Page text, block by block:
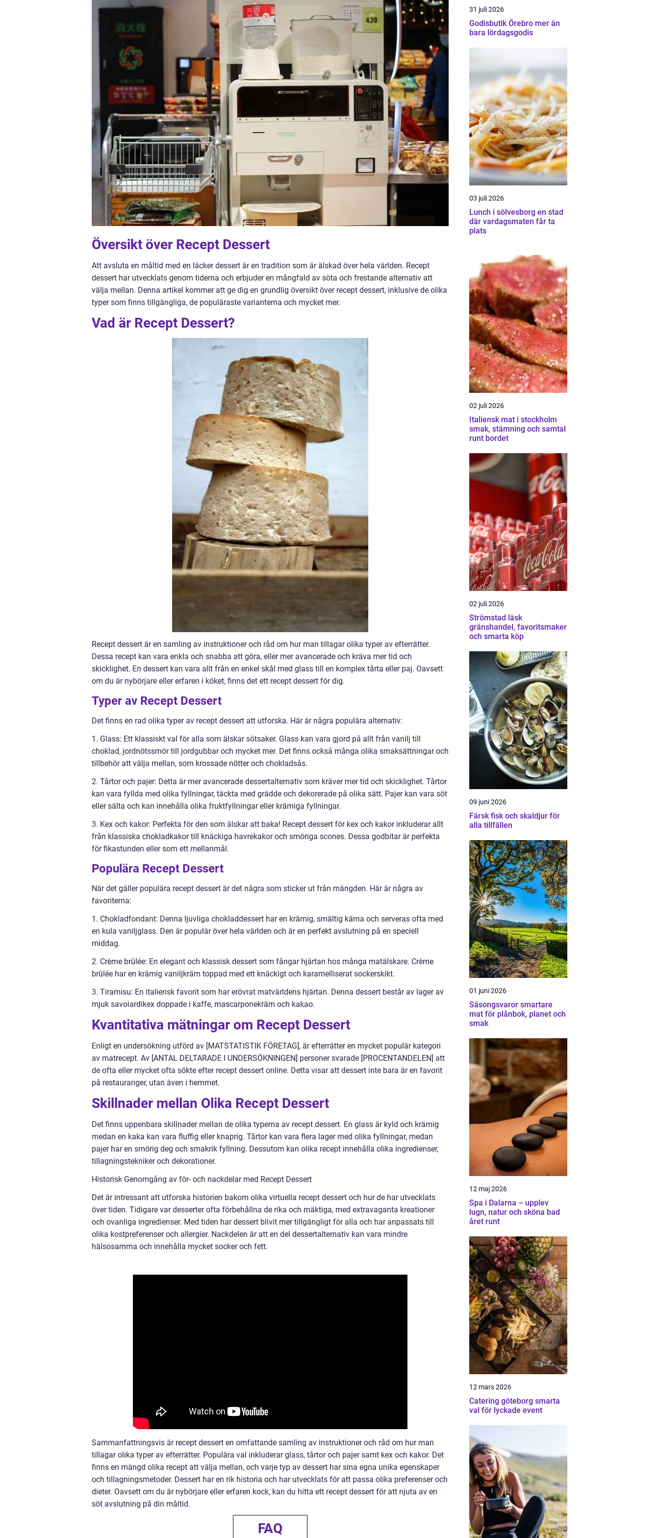
Översikt över Recept Dessert
Att avsluta en måltid med en läcker dessert är en tradition som är älskad över hela världen. Recept
dessert har utvecklats genom tiderna och erbjuder en mångfald av söta och frestande alternativ att
välja mellan. Denna artikel kommer att ge dig en grundlig översikt över recept dessert, inklusive de olika
typer som finns tillgängliga, de populäraste varianterna och mycket mer.
Vad är Recept Dessert?
Recept dessert är en samling av instruktioner och råd om hur man tillagar olika typer av efterrätter.
Dessa recept kan vara enkla och snabba att göra, eller mer avancerade och kräva mer tid och
skicklighet. En dessert kan vara allt från en enkel skål med glass till en komplex tårta eller paj. Oavsett
om du är nybörjare eller erfaren i köket, finns det ett recept dessert för dig.
Typer av Recept Dessert
Det finns en rad olika typer av recept dessert att utforska. Här är några populära alternativ:
1. Glass: Ett klassiskt val för alla som älskar sötsaker. Glass kan vara gjord på allt från vanilj till
choklad, jordnötssmör till jordgubbar och mycket mer. Det finns också många olika smaksättningar och
tillbehör att välja mellan, som krossade nötter och chokladsås.
2. Tårtor och pajer: Detta är mer avancerade dessertalternativ som kräver mer tid och skicklighet. Tårtor
kan vara fyllda med olika fyllningar, täckta med grädde och dekorerade på olika sätt. Pajer kan vara söt
eller sälta och kan innehålla olika fruktfyllningar eller krämiga fyllningar.
3. Kex och kakor: Perfekta för den som älskar att baka! Recept dessert för kex och kakor inkluderar allt
från klassiska chokladkakor till knäckiga havrekakor och smöriga scones. Dessa godbitar är perfekta
för fikastunden eller som ett mellanmål.
Populära Recept Dessert
När det gäller populära recept dessert är det några som sticker ut från mängden. Här är några av
favoriterna:
1. Chokladfondant: Denna ljuvliga chokladdessert har en krämig, smältig kärna och serveras ofta med
en kula vaniljglass. Den är populär över hela världen och är en perfekt avslutning på en speciell
middag.
2. Crème brûlée: En elegant och klassisk dessert som fångar hjärtan hos många matälskare. Crème
brûlée har en krämig vaniljkräm toppad med ett knäckigt och karamelliserat sockerskikt.
3. Tiramisu: En italiensk favorit som har erövrat matvärldens hjärtan. Denna dessert består av lager av
mjuk savoiardikex doppade i kaffe, mascarponekräm och kakao.
Kvantitativa mätningar om Recept Dessert
Enligt en undersökning utförd av [MATSTATISTIK FÖRETAG], är efterrätter en mycket populär kategori
av matrecept. Av [ANTAL DELTARADE I UNDERSÖKNINGEN] personer svarade [PROCENTANDELEN] att
de ofta eller mycket ofta sökte efter recept dessert online. Detta visar att dessert inte bara är en favorit
på restauranger, utan även i hemmet.
Skillnader mellan Olika Recept Dessert
Det finns uppenbara skillnader mellan de olika typerna av recept dessert. En glass är kyld och krämig
medan en kaka kan vara fluffig eller knaprig. Tårtor kan vara flera lager med olika fyllningar, medan
pajer har en smörig deg och smakrik fyllning. Dessutom kan olika recept innehålla olika ingredienser,
tillagningstekniker och dekorationer.
Historisk Genomgång av för- och nackdelar med Recept Dessert
Det är intressant att utforska historien bakom olika virtuella recept dessert och hur de har utvecklats
över tiden. Tidigare var desserter ofta förbehållna de rika och mäktiga, med extravaganta kreationer
och ovanliga ingredienser. Med tiden har dessert blivit mer tillgängligt för alla och har anpassats till
olika kostpreferenser och allergier. Nackdelen är att en del dessertalternativ kan vara mindre
hälsosamma och innehålla mycket socker och fett.
Sammanfattningsvis är recept dessert en omfattande samling av instruktioner och råd om hur man
tillagar olika typer av efterrätter. Populära val inkluderar glass, tårtor och pajer samt kex och kakor. Det
finns en mängd olika recept att välja mellan, och varje typ av dessert har sina egna unika egenskaper
och tillagningsmetoder. Dessert har en rik historia och har utvecklats för att passa olika preferenser och
dieter. Oavsett om du är nybörjare eller erfaren kock, kan du hitta ett recept dessert för att njuta av en
söt avslutning på din måltid.
FAQ
31 juli 2026
Godisbutik Örebro mer än
bara lördagsgodis
03 juli 2026
Lunch i sölvesborg en stad
där vardagsmaten får ta
plats
02 juli 2026
Italiensk mat i stockholm
smak, stämning och samtal
runt bordet
02 juli 2026
Strömstad läsk
gränshandel, favoritsmaker
och smarta köp
09 juni 2026
Färsk fisk och skaldjur för
alla tillfällen
01 juni 2026
Säsongsvaror smartare
mat för plånbok, planet och
smak
12 maj 2026
Spa i Dalarna – upplev
lugn, natur och sköna bad
året runt
12 mars 2026
Catering göteborg smarta
val för lyckade event